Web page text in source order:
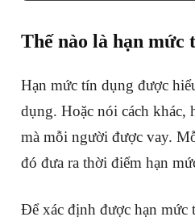
Thế nào là hạn mức
Hạn mức tín dụng được
dụng. Hoặc nói cách khác,
mà mỗi người được vay.
đó đưa ra thời điểm hạn
Để xác định được hạn mức